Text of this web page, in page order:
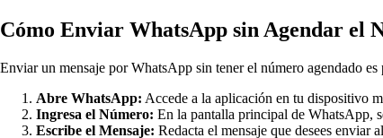
Cómo Enviar WhatsApp sin Agendar el
Enviar un mensaje por WhatsApp sin tener el número agendado
Abre WhatsApp: Accede a la aplicación en tu dispositivo
Ingresa el Número: En la pantalla principal de WhatsApp,
Escribe el Mensaje: Redacta el mensaje que desees enviar